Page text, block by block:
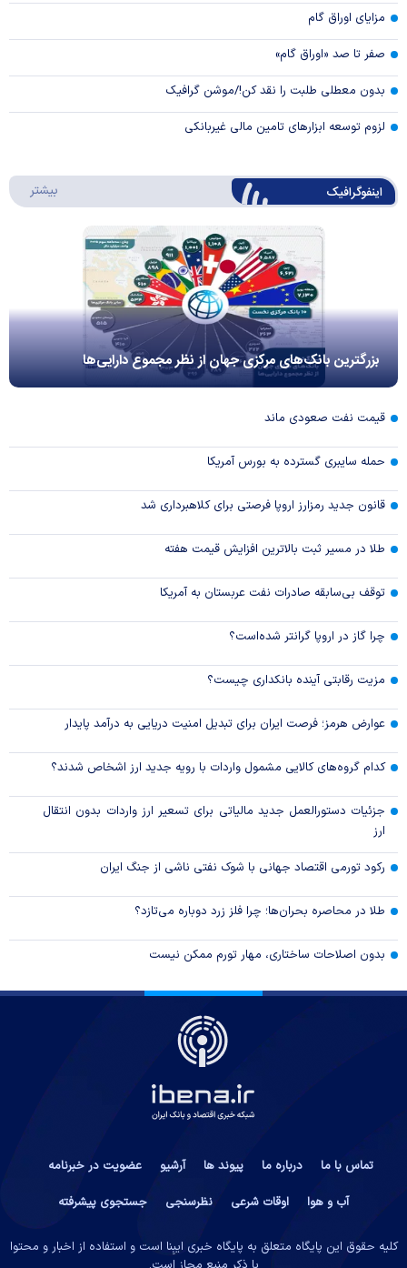
مزایای اوراق گام
صفر تا صد «اوراق گام»
بدون معطلی طلبت را نقد کن!/موشن گرافیک
لزوم توسعه ابزارهای تامین مالی غیربانکی
اینفوگرافیک بیشتر
بزرگترین بانک‌های مرکزی جهان از نظر مجموع دارایی‌ها
قیمت نفت صعودی ماند
حمله سایبری گسترده به بورس آمریکا
قانون جدید رمزارز اروپا فرصتی برای کلاهبرداری شد
طلا در مسیر ثبت بالاترین افزایش قیمت هفته
توقف بی‌سابقه صادرات نفت عربستان به آمریکا
چرا گاز در اروپا گرانتر شده‌است؟
مزیت رقابتی آینده بانکداری چیست؟
عوارض هرمز؛ فرصت ایران برای تبدیل امنیت دریایی به درآمد پایدار
کدام گروه‌های کالایی مشمول واردات با رویه جدید ارز اشخاص شدند؟
جزئیات دستورالعمل جدید مالیاتی برای تسعیر ارز واردات بدون انتقال
ارز
رکود تورمی اقتصاد جهانی با شوک نفتی ناشی از جنگ ایران
طلا در محاصره بحران‌ها؛ چرا فلز زرد دوباره می‌تازد؟
بدون اصلاحات ساختاری، مهار تورم ممکن نیست
تماس با ما درباره ما پیوند ها آرشیو
عضویت در خبرنامه
آب و هوا
اوقات شرعی نظرسنجی جستجوی پیشرفته
کلیه حقوق این پایگاه متعلق به پایگاه خبری ایبِنا است و استفاده از اخبار و محتوا